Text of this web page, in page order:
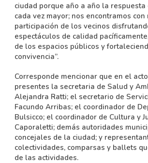
ciudad porque año a año la
cada vez mayor; nos encontramos con
participación de los vecinos
espectáculos de calidad
de los espacios públicos y
convivencia”.
Corresponde mencionar que en el
presentes la secretaria de Salud y
Alejandra Ratti; el secretario de
Facundo Arribas; el coordinador de
Bulsicco; el coordinador de Cultura y
Caporaletti; demás autoridades
concejales de la ciudad; y
colectividades, comparsas y ballets
de las actividades.